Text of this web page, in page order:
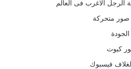
الاغرب فى العالم
متحركة
كيوت
فيسبوك